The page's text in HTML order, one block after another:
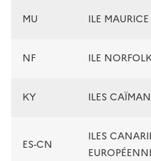
MU ILE MAURICE
NF ILE
KY ILES
ES-CN
ILES